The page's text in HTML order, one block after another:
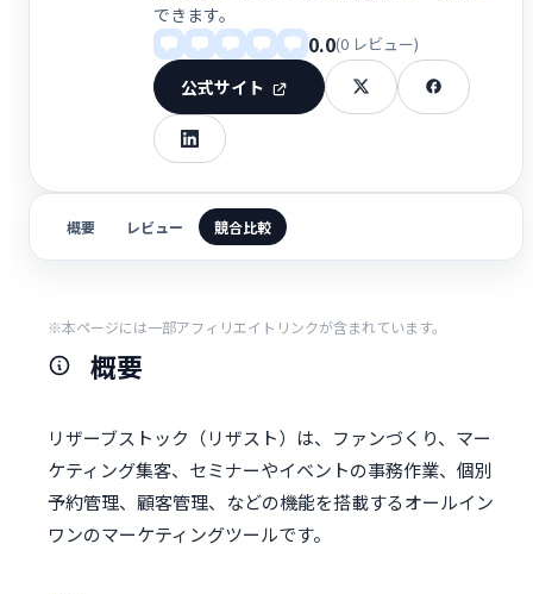
できます。
0.0(0 レビュー)
公式サイト
概要 レビュー 競合比較
※本ページには一部アフィリエイトリンクが含まれています。
概要
リザーブストック（リザスト）は、ファンづくり、マー
ケティング集客、セミナーやイベントの事務作業、個別
予約管理、顧客管理、などの機能を搭載するオールイン
ワンのマーケティングツールです。